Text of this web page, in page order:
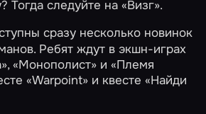
Тогда следуйте на«Визг».
сразу несколько новинок
Ребят ждут в экшн-играх
,«Монополист» и«Племя
«Warpoint» и квесте«Найди